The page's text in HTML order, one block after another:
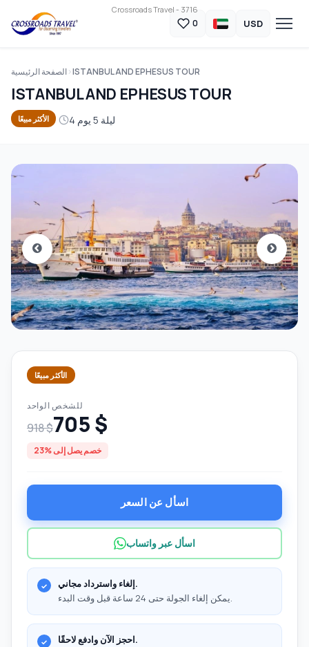
Crossroads Travel - 3716
0 USD
الصفحة الرئيسية ISTANBUL AND EPHESUS TOUR
ISTANBUL AND EPHESUS TOUR
الأكثر مبيعًا 4 ليلة 5 يوم
الأكثر مبيعًا
للشخص الواحد
918 $705 $
خصم يصل إلى %23
اسأل عن السعر
اسأل عبر واتساب
إلغاء واسترداد مجاني.
يمكن إلغاء الجولة حتى 24 ساعة قبل وقت البدء.
احجز الآن وادفع لاحقًا.